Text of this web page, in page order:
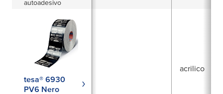
autoadesivo
tesa® 6930
PV6 Nero
acrilico